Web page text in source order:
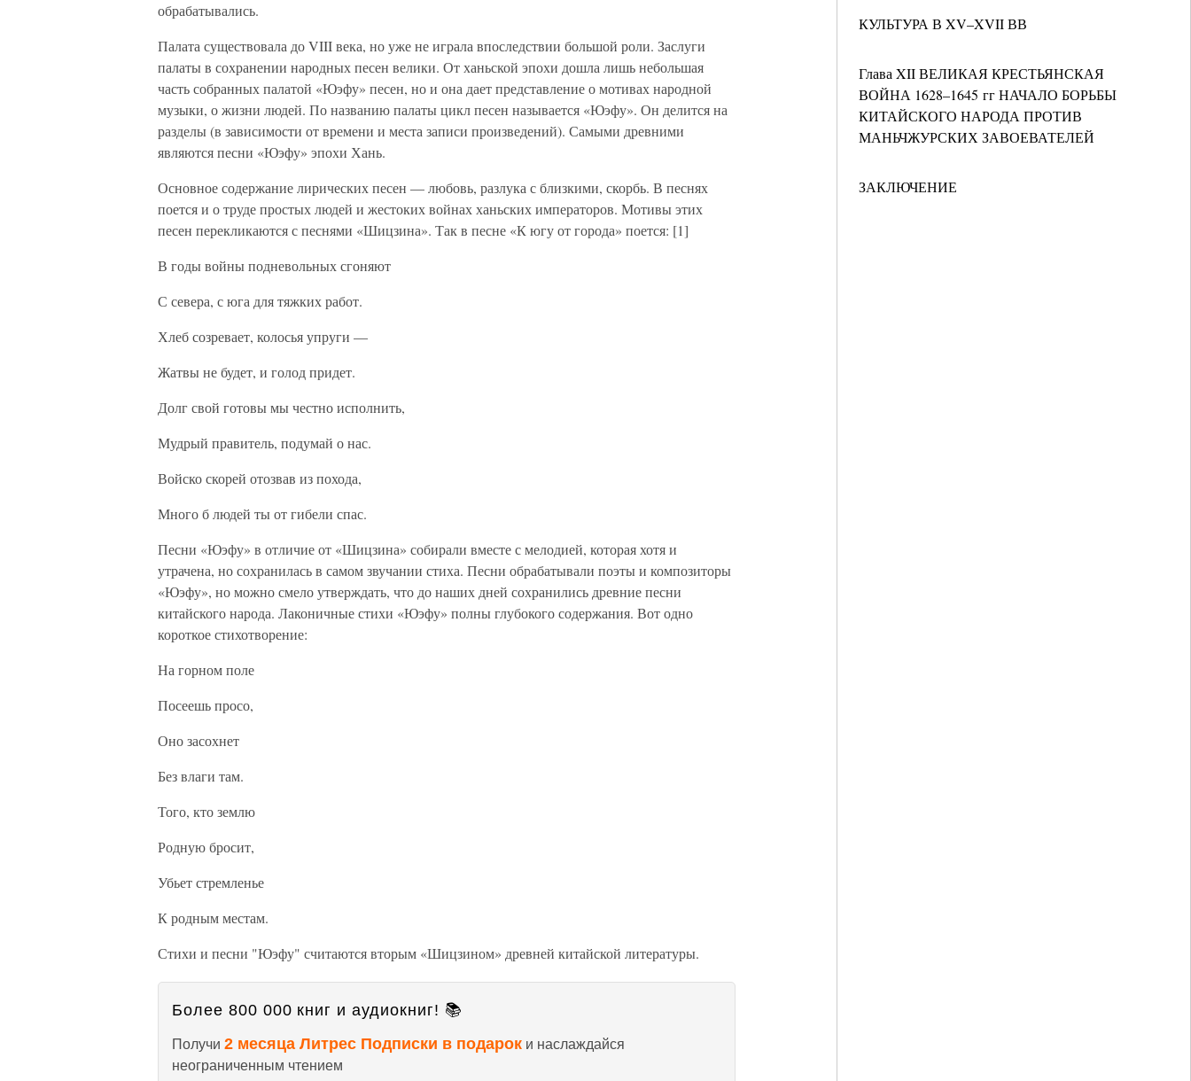
КУЛЬТУРА В XV–XVII ВВ
Глава XII ВЕЛИКАЯ КРЕСТЬЯНСКАЯ
ВОЙНА 1628–1645 гг НАЧАЛО БОРЬБЫ
КИТАЙСКОГО НАРОДА ПРОТИВ
МАНЬЧЖУРСКИХ ЗАВОЕВАТЕЛЕЙ
ЗАКЛЮЧЕНИЕ
обрабатывались.
Палата существовала до VIII века, но уже не играла впоследствии большой роли. Заслуги
палаты в сохранении народных песен велики. От ханьской эпохи дошла лишь небольшая
часть собранных палатой «Юэфу» песен, но и она дает представление о мотивах народной
музыки, о жизни людей. По названию палаты цикл песен называется «Юэфу». Он делится на
разделы (в зависимости от времени и места записи произведений). Самыми древними
являются песни «Юэфу» эпохи Хань.
Основное содержание лирических песен — любовь, разлука с близкими, скорбь. В песнях
поется и о труде простых людей и жестоких войнах ханьских императоров. Мотивы этих
песен перекликаются с песнями «Шицзина». Так в песне «К югу от города» поется: [1]
В годы войны подневольных сгоняют
С севера, с юга для тяжких работ.
Хлеб созревает, колосья упруги —
Жатвы не будет, и голод придет.
Долг свой готовы мы честно исполнить,
Мудрый правитель, подумай о нас.
Войско скорей отозвав из похода,
Много б людей ты от гибели спас.
Песни «Юэфу» в отличие от «Шицзина» собирали вместе с мелодией, которая хотя и
утрачена, но сохранилась в самом звучании стиха. Песни обрабатывали поэты и композиторы
«Юэфу», но можно смело утверждать, что до наших дней сохранились древние песни
китайского народа. Лаконичные стихи «Юэфу» полны глубокого содержания. Вот одно
короткое стихотворение:
На горном поле
Посеешь просо,
Оно засохнет
Без влаги там.
Того, кто землю
Родную бросит,
Убьет стремленье
К родным местам.
Стихи и песни "Юэфу" считаются вторым «Шицзином» древней китайской литературы.
Более 800 000 книг и аудиокниг! 📚
Получи 2 месяца Литрес Подписки в подарок и наслаждайся
неограниченным чтением